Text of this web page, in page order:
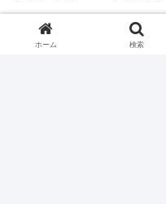
「その判断に振り回
自分の立ち位置で全
ホーム 検索